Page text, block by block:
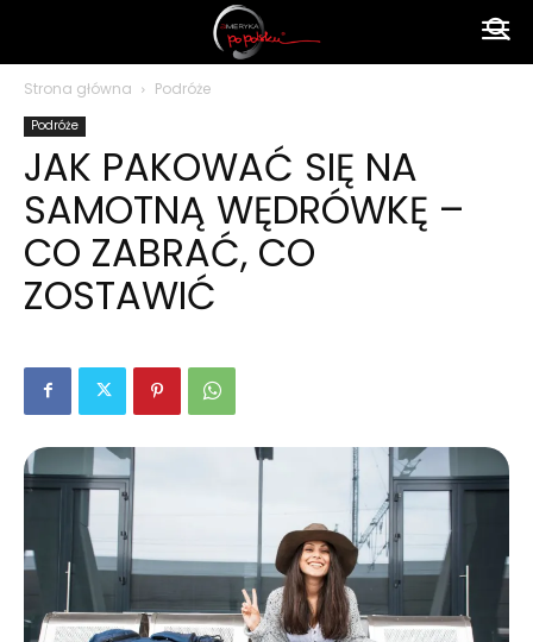
polsku
Strona główna Podróże
Podróże
JAK PAKOWAĆ SIĘ NA
SAMOTNĄ WĘDRÓWKĘ –
CO ZABRAĆ, CO
ZOSTAWIĆ